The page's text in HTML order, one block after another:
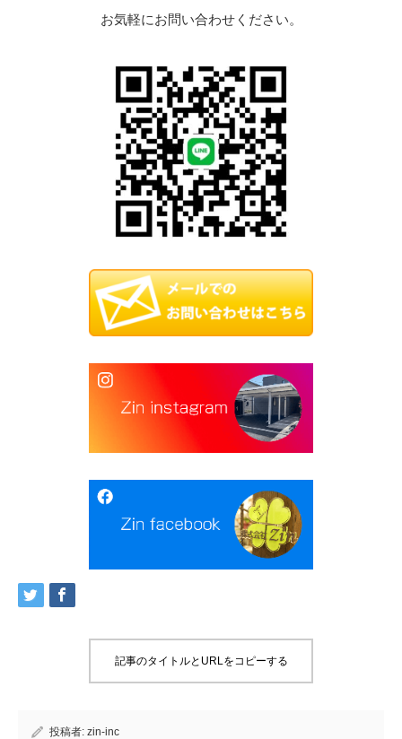
お気軽にお問い合わせください。
記事のタイトルとURLをコピーする
投稿者: zin-inc